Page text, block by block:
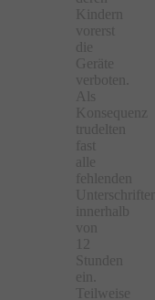
Kindern
vorerst
die
Geräte
verboten.
Als
Konsequenz
trudelten
fast
alle
fehlenden
Unterschriften
innerhalb
von
Stunden
ein.
Teilweise